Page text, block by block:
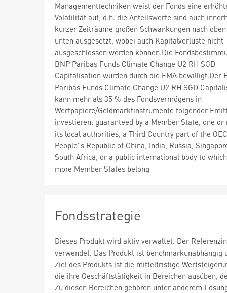
Managementtechniken weist der Fonds eine
Volatilität auf, d.h. die Anteilswerte sind auch
kurzer Zeiträume großen Schwankungen nach
unten ausgesetzt, wobei auch Kapitalverluste nicht
ausgeschlossen werden können.Die
BNP Paribas Funds Climate Change U2 RH SGD
Capitalisation wurden durch die FMA bewilligt.Der
Paribas Funds Climate Change U2 RH SGD
kann mehr als 35 % des Fondsvermögens in
Wertpapiere/Geldmarktinstrumente folgender
investieren: guaranteed by a Member State, one or
its local authorities, a Third Country part of the
People"s Republic of China, India, Russia,
South Africa, or a public international body to
more Member States belong
Fondsstrategie
Dieses Produkt wird aktiv verwaltet. Der
verwendet. Das Produkt ist
Ziel des Produkts ist die mittelfristige
die ihre Geschäftstätigkeit in Bereichen ausüben,
Zu diesen Bereichen gehören unter anderem